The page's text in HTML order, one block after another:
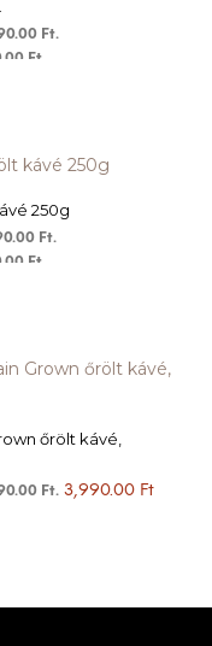
Ft.
Ft.
250g
Ft.
Ft.
őrölt kávé,
Ft. 3,990.00 Ft